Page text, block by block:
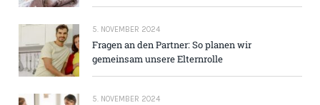
5. NOVEMBER 2024
Fragen an den Partner: So planen wir
gemeinsam unsere Elternrolle
5. NOVEMBER 2024